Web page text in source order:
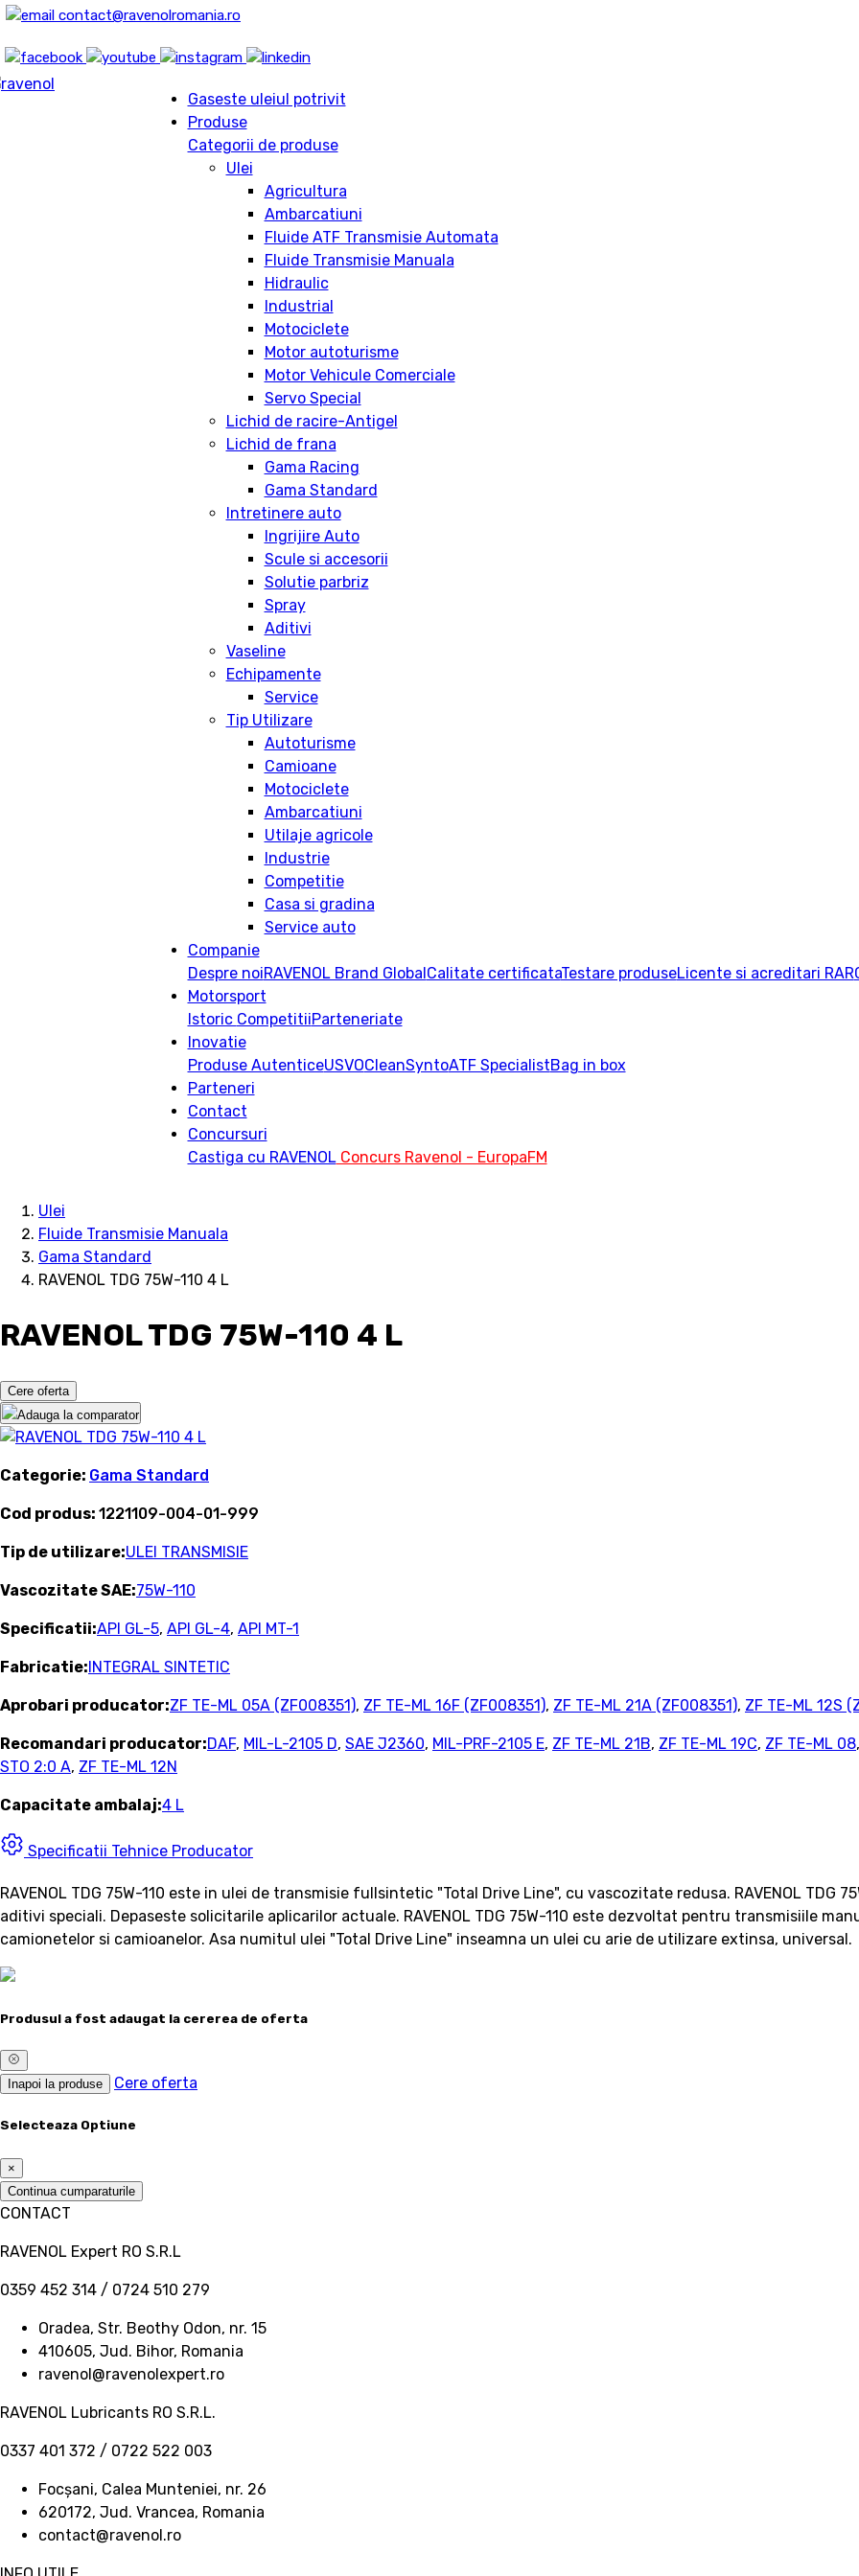
contact@ravenolromania.ro
Gaseste uleiul potrivit
Produse
Categorii de produse
Ulei
Agricultura
Ambarcatiuni
Fluide ATF Transmisie Automata
Fluide Transmisie Manuala
Hidraulic
Industrial
Motociclete
Motor autoturisme
Motor Vehicule Comerciale
Servo Special
Lichid de racire-Antigel
Lichid de frana
Gama Racing
Gama Standard
Intretinere auto
Ingrijire Auto
Scule si accesorii
Solutie parbriz
Spray
Aditivi
Vaseline
Echipamente
Service
Tip Utilizare
Autoturisme
Camioane
Motociclete
Ambarcatiuni
Utilaje agricole
Industrie
Competitie
Casa si gradina
Service auto
Companie
Despre noiRAVENOL Brand GlobalCalitate certificataTestare produseLicente si acreditari RAR
Motorsport
Istoric CompetitiiParteneriate
Inovatie
Produse AutenticeUSVOCleanSyntoATF SpecialistBag in box
Parteneri
Contact
Concursuri
Castiga cu RAVENOLConcurs Ravenol - EuropaFM
Ulei
Fluide Transmisie Manuala
Gama Standard
RAVENOL TDG 75W-110 4 L
RAVENOL TDG 75W-110 4 L
Cere oferta
Adauga la comparator
Categorie: Gama Standard
Cod produs: 1221109-004-01-999
Tip de utilizare:ULEI TRANSMISIE
Vascozitate SAE:75W-110
Specificatii:API GL-5, API GL-4, API MT-1
Fabricatie:INTEGRAL SINTETIC
Aprobari producator:ZF TE-ML 05A (ZF008351), ZF TE-ML 16F (ZF008351), ZF TE-ML 21A (ZF008351), ZF TE-ML 12S
Recomandari producator:DAF, MIL-L-2105 D, SAE J2360, MIL-PRF-2105 E, ZF TE-ML 21B, ZF TE-ML 19C, ZF TE-ML 08,
STO 2:0 A, ZF TE-ML 12N
Capacitate ambalaj:4 L
Specificatii Tehnice Producator
RAVENOL TDG 75W-110 este in ulei de transmisie fullsintetic "Total Drive Line", cu vascozitate redusa. RAVENOL TDG
aditivi speciali. Depaseste solicitarile aplicarilor actuale. RAVENOL TDG 75W-110 este dezvoltat pentru transmisiile
camionetelor si camioanelor. Asa numitul ulei "Total Drive Line" inseamna un ulei cu arie de utilizare extinsa, universal.
Produsul a fost adaugat la cererea de oferta
Inapoi la produse Cere oferta
Selecteaza Optiune
×
Continua cumparaturile
CONTACT
RAVENOL Expert RO S.R.L
0359 452 314 / 0724 510 279
Oradea, Str. Beothy Odon, nr. 15
410605, Jud. Bihor, Romania
ravenol@ravenolexpert.ro
RAVENOL Lubricants RO S.R.L.
0337 401 372 / 0722 522 003
Focșani, Calea Munteniei, nr. 26
620172, Jud. Vrancea, Romania
contact@ravenol.ro